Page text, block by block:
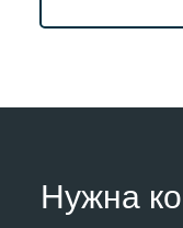
Нужна